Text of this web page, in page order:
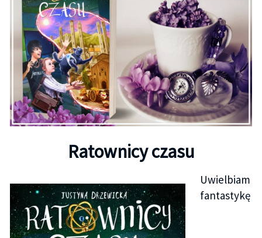
Ratownicy czasu
Uwielbiam
fantastykę